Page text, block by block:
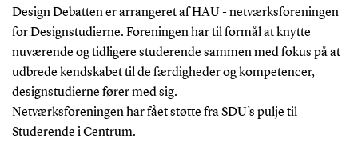
Design Debatten er arrangeret af HAU - netværksforeningen
for Designstudierne. Foreningen har til formål at knytte
nuværende og tidligere studerende sammen med fokus på at
udbrede kendskabet til de færdigheder og kompetencer,
designstudierne fører med sig.
Netværksforeningen har fået støtte fra SDU’s pulje til
Studerende i Centrum.